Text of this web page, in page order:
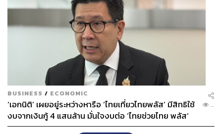
ABOUT THE AUTHOR
THE STANDARD TEAM
กองบรรณาธิการ THE STANDARD
ABOUT THE PHOTOGRAPHER
ชาติกล้า สำเนียงแจ่ม
ช่างภาพข่าว ประจำสำนักข่าว THE
STANDARD
BUSINESS / ECONOMIC
‘เอกนิติ’ เผยอยู่ระหว่างหารือ ‘ไทยเที่ยวไทยพลัส’ มีสิทธิใช้
งบจากเงินกู้ 4 แสนล้าน มั่นใจงบต่อ ‘ไทยช่วยไทย พลัส’
เฟส 2 มีเพียงพอ
...